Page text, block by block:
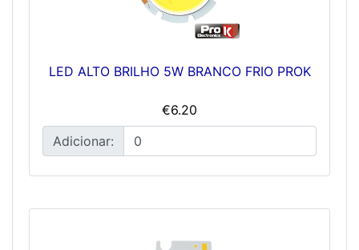
LED ALTO BRILHO 5W BRANCO FRIO PROK
€6.20
Adicionar: